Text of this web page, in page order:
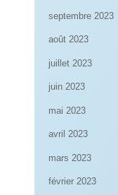
septembre 2023
août 2023
juillet 2023
juin 2023
mai 2023
avril 2023
mars 2023
février 2023